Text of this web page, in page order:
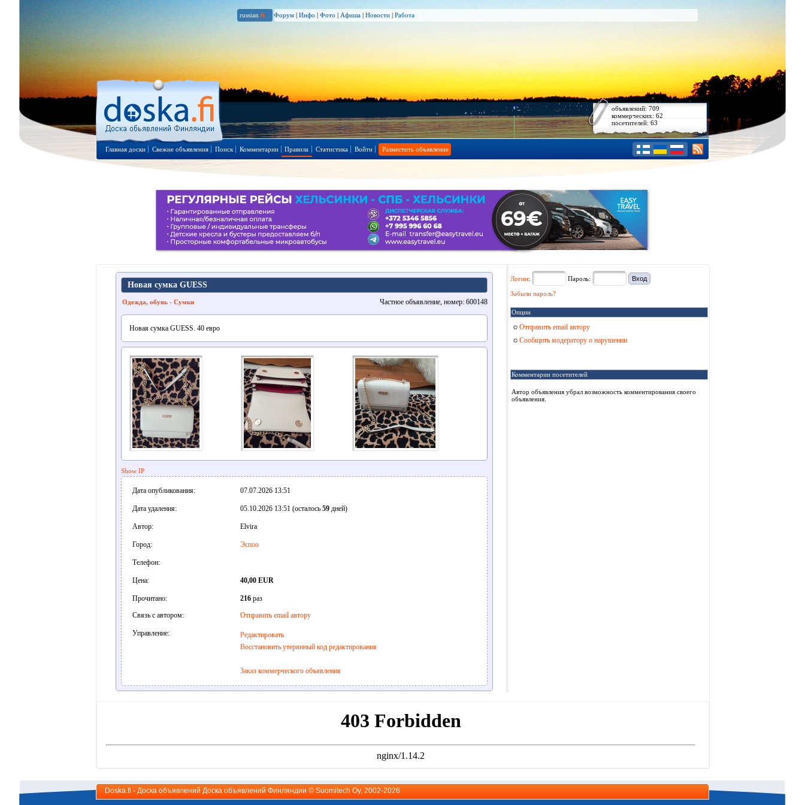
russian .fi Форум | Инфо | Фото | Афиша | Новости | Работа
объявлений: 709
коммерческих: 62
посетителей: 63
Главная доски Свежие объявления Поиск Комментарии Правила Статистика Войти Разместить объявление
Новая сумка GUESS
Одежда, oбувь - Сумки Частное объявление, номер: 600148
Новая сумка GUESS. 40 евро
Show IP
Дата опубликования: 07.07.2026 13:51
Дата удаления: 05.10.2026 13:51 (осталось 59дней)
Автор: Elvira
Город: Эспоо
Телефон:
Цена: 40,00 EUR
Прочитано: 216раз
Связь с автором:
Отправить email автору
Управление:
Редактировать
Восстановить утерянный код редактирования
Заказ коммерческого объявления
Логин: Пароль:
Забыли пароль?
Опции
Отправить email автору
Сообщить модератору о нарушении
Комментарии посетителей
Автор объявления убрал возможность комментирования своего
объявления.
Doska.fi - Доска объявлений Доска объявлений Финляндии © Suomitech Oy, 2002-2026